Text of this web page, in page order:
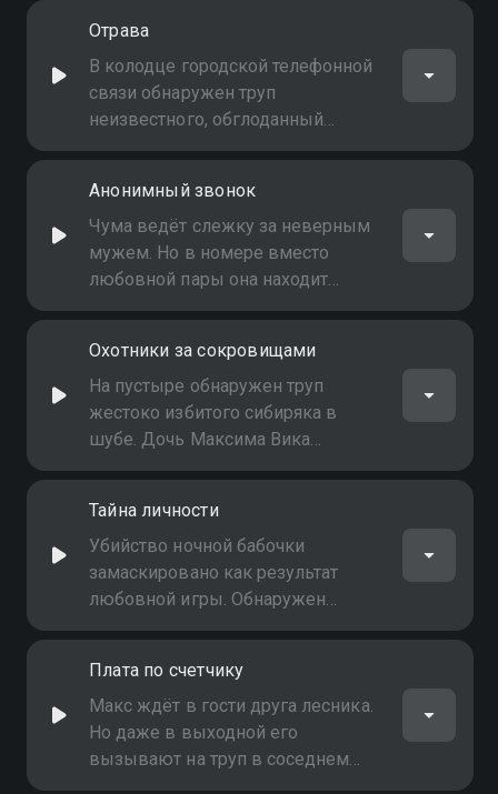
Отрава
В колодце городской телефонной
связи обнаружен труп
неизвестного, обглоданный
крысами. Операм придётся
Макс находит следы волочения
тела
Анонимный звонок
Чума ведёт слежку за неверным
мужем. Но в номере вместо
любовной пары она находит
убитую девушку. При выезде на
труп не обнаруживают
Охотники за сокровищами
На пустыре обнаружен труп
жестоко избитого сибиряка в
шубе. Дочь Максима Вика
выкладывает ролик, что в финале
коробочку со стекляшками. По
улице за Викой следует машина с
опасными головорезами
Тайна личности
Убийство ночной бабочки
замаскировано как результат
любовной игры. Обнаружен
повесившимся в собственной
Макс находит связь между
жертвами и загадочным убийцей
Плата по счетчику
Макс ждёт в гости друга лесника.
Но даже в выходной его
вызывают на труп в соседнем
дворе. Вместе с Онегиным они